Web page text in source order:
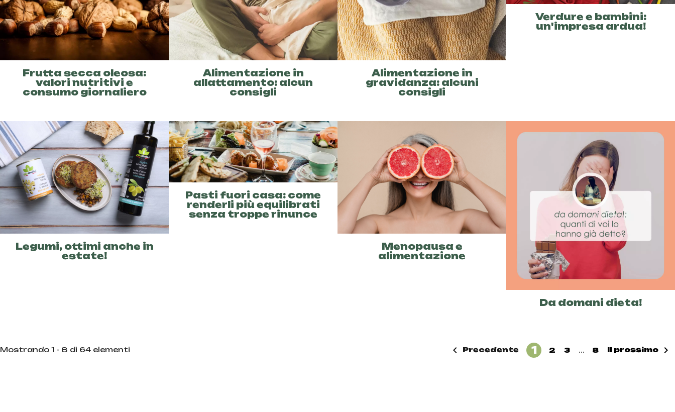
Frutta secca oleosa:
valori nutritivi e
consumo giornaliero
Alimentazione in
allattamento: alcun
consigli
Alimentazione in
gravidanza: alcuni
consigli
Verdure e bambini:
un'impresa ardua!
Legumi, ottimi anche in
estate!
Pasti fuori casa: come
renderli più equilibrati
senza troppe rinunce
Menopausa e
alimentazione
Da domani dieta!
Mostrando 1 - 8 di 64 elementi  Precedente 1 2 3 ... 8 Il prossimo 